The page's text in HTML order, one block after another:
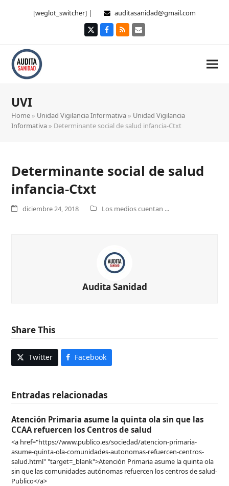
[weglot_switcher] | auditasanidad@gmail.com
TwitterFacebook
RSS Correo
UVI
Home » Unidad Vigilancia Informativa » Unidad Vigilancia
Informativa » Determinante social de salud infancia-Ctxt
Determinante social de salud
infancia-Ctxt
diciembre 24, 2018 Los medios cuentan ...
Audita Sanidad
Share This
Twitter Facebook
Entradas relacionadas
Atención Primaria asume la quinta ola sin que las
CCAA refuercen los Centros de salud
<a href="https://www.publico.es/sociedad/atencion-primaria-
asume-quinta-ola-comunidades-autonomas-refuercen-centros-
salud.html" "target=_blank">Atención Primaria asume la quinta ola
sin que las comunidades autónomas refuercen los centros de salud-
Publico</a>